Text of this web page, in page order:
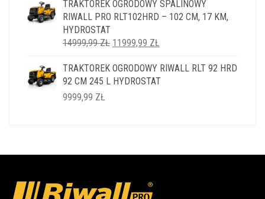
TRAKTOREK OGRODOWY SPALINOWY
RIWALL PRO RLT102HRD – 102 CM, 17 KM,
HYDROSTAT
14999,99ZŁ PIERWOTNA
WYNOSIŁA:
14999,99 ZŁ.
11999,99 ZŁ
WYNOSI:
11999,99 ZŁ.
TRAKTOREK OGRODOWY RIWALL RLT 92 HRD
92 CM 245 L HYDROSTAT
9999,99 ZŁ